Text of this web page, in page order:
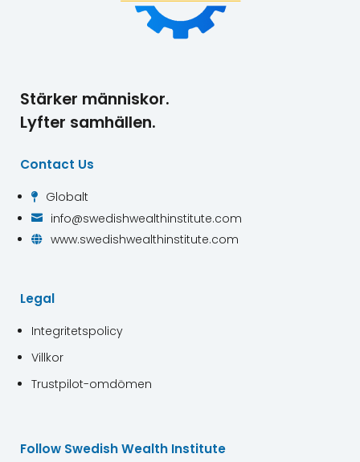
Stärker människor.
Lyfter samhällen.
Contact Us
 Globalt
 info@swedishwealthinstitute.com
 www.swedishwealthinstitute.com
Legal
Integritetspolicy
Villkor
Trustpilot-omdömen
Follow Swedish Wealth Institute